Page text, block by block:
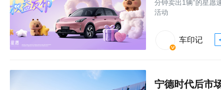
分钟卖出1辆”的星愿
活动
车印记